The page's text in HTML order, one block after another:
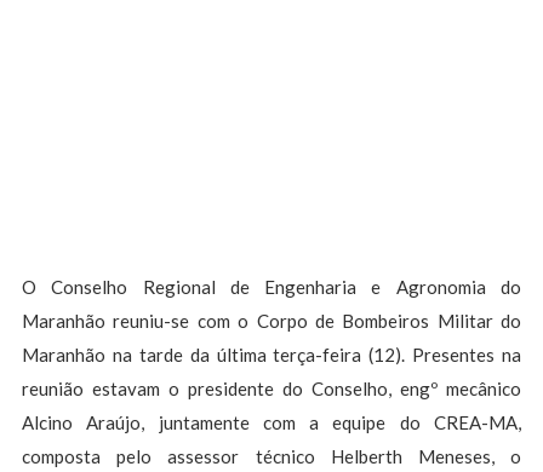
O Conselho Regional de Engenharia e Agronomia do
Maranhão reuniu-se com o Corpo de Bombeiros Militar do
Maranhão na tarde da última terça-feira (12). Presentes na
reunião estavam o presidente do Conselho, engº mecânico
Alcino Araújo, juntamente com a equipe do CREA-MA,
composta pelo assessor técnico Helberth Meneses, o